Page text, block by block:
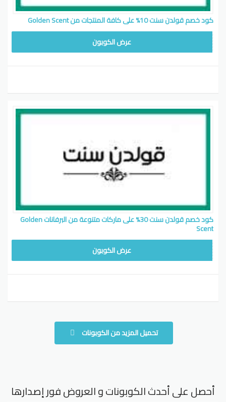
كود خصم قولدن سنت 10% على كافة المنتجات من Golden Scent
عرض الكوبون
كود خصم قولدن سنت 30% على ماركات متنوعة من البرفانات Golden
Scent
عرض الكوبون
تحميل المزيد من الكوبونات
أحصل على أحدث الكوبونات و العروض فور إصدارها